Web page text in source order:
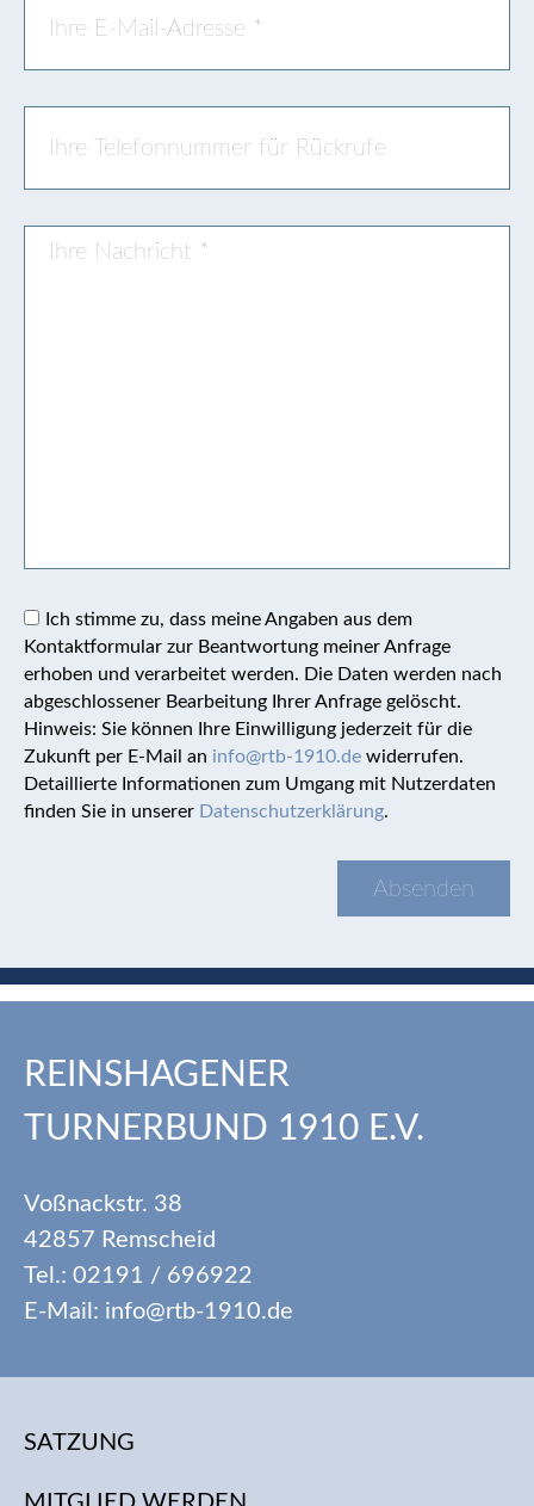
Ich stimme zu, dass meine Angaben aus dem
Kontaktformular zur Beantwortung meiner Anfrage
erhoben und verarbeitet werden. Die Daten werden nach
abgeschlossener Bearbeitung Ihrer Anfrage gelöscht.
Hinweis: Sie können Ihre Einwilligung jederzeit für die
Zukunft per E-Mail an info@rtb-1910.de widerrufen.
Detaillierte Informationen zum Umgang mit Nutzerdaten
finden Sie in unserer Datenschutzerklärung.
REINSHAGENER
TURNERBUND 1910 E.V.
Voßnackstr. 38
42857 Remscheid
Tel.: 02191 / 696922
E-Mail: info@rtb-1910.de
SATZUNG